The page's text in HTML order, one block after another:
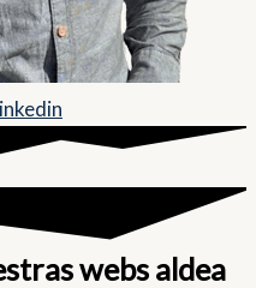
webs aldea